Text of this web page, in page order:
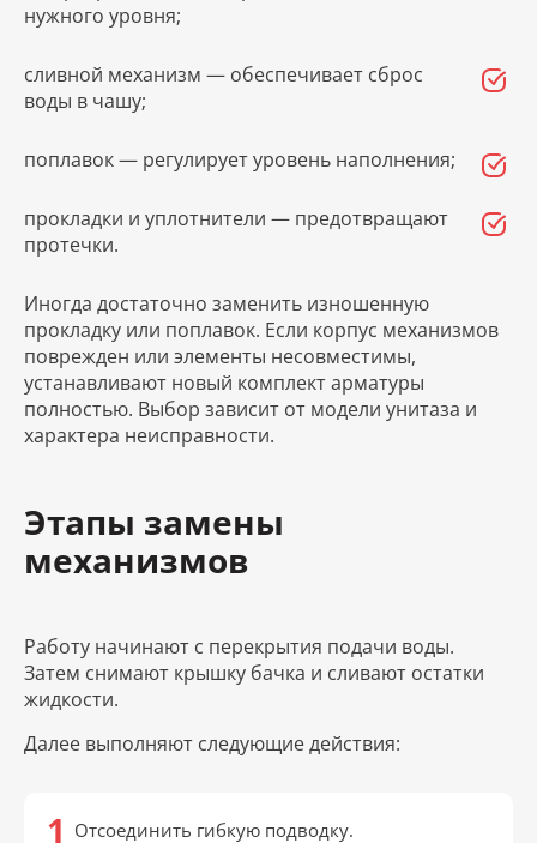
нужного уровня;
сливной механизм — обеспечивает сброс
воды в чашу;
поплавок — регулирует уровень наполнения;
прокладки и уплотнители — предотвращают
протечки.
Иногда достаточно заменить изношенную
прокладку или поплавок. Если корпус механизмов
поврежден или элементы несовместимы,
устанавливают новый комплект арматуры
полностью. Выбор зависит от модели унитаза и
характера неисправности.
Этапы замены
механизмов
Работу начинают с перекрытия подачи воды.
Затем снимают крышку бачка и сливают остатки
жидкости.
Далее выполняют следующие действия:
Отсоединить гибкую подводку.